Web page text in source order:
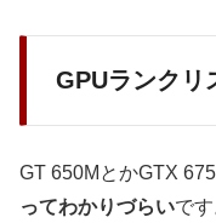
GPUランクリ
GT 650MとかGTX
ってわかりづらいで